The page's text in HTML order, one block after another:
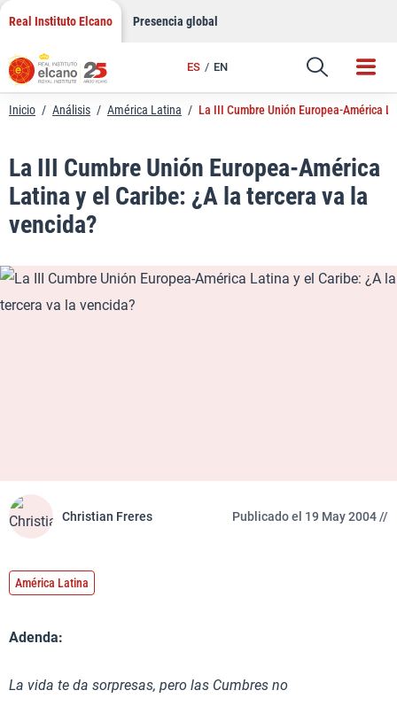
Saltar
contenido
Real Instituto Elcano Presencia global
ES EN
Enlace
Inicio / Análisis / América Latina / La III Cumbre Unión Europea-América
La III Cumbre Unión Europea-América
Latina y el Caribe: ¿A la tercera va la
vencida?
Christian Freres Publicado el 19 May 2004 //
América Latina
Adenda:
La vida te da sorpresas, pero las Cumbres no